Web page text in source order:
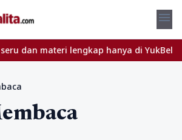
menu
materi lengkap hanya di